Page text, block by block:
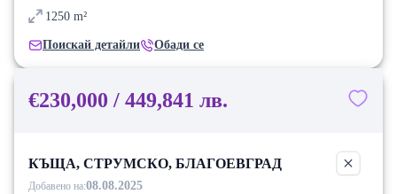
1250 m²
Поискай детайли Обади се
€230,000 / 449,841 лв.
КЪЩА, СТРУМСКО, БЛАГОЕВГРАД
Добавено на:08.08.2025